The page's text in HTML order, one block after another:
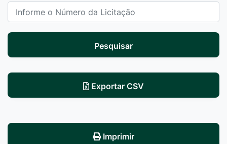
Pesquisar
Exportar CSV
Imprimir